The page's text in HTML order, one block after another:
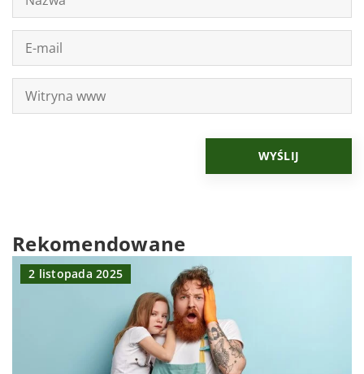
Rekomendowane
2 listopada 2025